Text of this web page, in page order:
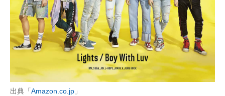
出典「 Amazon.co.jp 」